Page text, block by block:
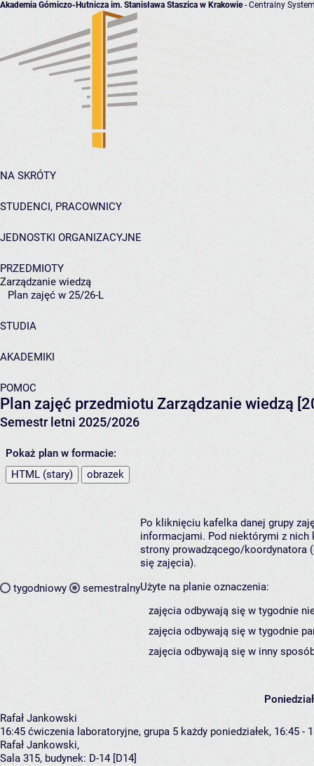
Akademia Górniczo-Hutnicza im. Stanisława Staszica w Krakowie- Centralny
NA SKRÓTY
STUDENCI, PRACOWNICY
JEDNOSTKI ORGANIZACYJNE
PRZEDMIOTY
Zarządzanie wiedzą
Plan zajęć w 25/26-L
STUDIA
AKADEMIKI
POMOC
Plan zajęć przedmiotu Zarządzanie wiedzą
Semestr letni 2025/2026
Pokaż plan w formacie:
HTML (stary)
obrazek
tygodniowy semestralny
Po kliknięciu kafelka danej grupy
informacjami. Pod niektórymi z nich
strony prowadzącego/koordynatora
się zajęcia).
Użyte na planie oznaczenia:
zajęcia odbywają się w tygodnie
zajęcia odbywają się w tygodnie
zajęcia odbywają się w inny
Rafał Jankowski
16:45 ćwiczenia laboratoryjne, grupa 5 każdy poniedziałek, 16:45 -
Rafał Jankowski,
Sala 315, budynek: D-14 [D14]